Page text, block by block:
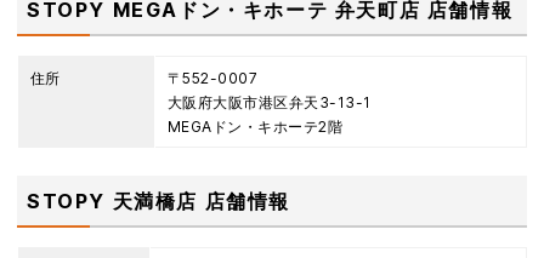
STOPY MEGAドン・キホーテ 弁天町店 店舗情報
住所
〒552-0007
大阪府大阪市港区弁天3-13-1
MEGAドン・キホーテ2階
STOPY 天満橋店 店舗情報